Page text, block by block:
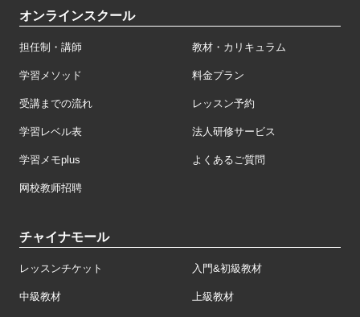
オンラインスクール
担任制・講師 教材・カリキュラム
学習メソッド 料金プラン
受講までの流れ レッスン予約
学習レベル表 法人研修サービス
学習メモplus よくあるご質問
网校教师招聘
チャイナモール
レッスンチケット 入門&初級教材
中級教材 上級教材